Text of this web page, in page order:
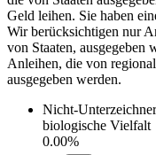
Geld leihen. Sie haben
Wir berücksichtigen nur
von Staaten, ausgegeben
Anleihen, die von
ausgegeben werden.
Nicht-
biologische Vielfalt
0.00%